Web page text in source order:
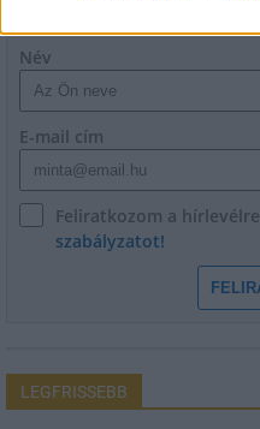
Név
E-mail cím
Feliratkozom a
szabályzatot!
LEGFRISSEBB